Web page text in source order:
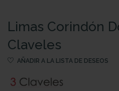
Limas Corindón
Claveles
AÑADIR A LA LISTA DE DESEOS